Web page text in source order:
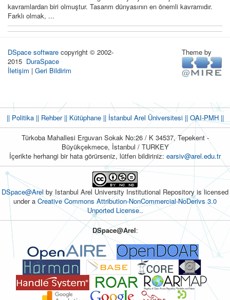
kavramlardan biri olmuştur. Tasarım dünyasının en önemli kavramıdır.
Farklı olmak, ...
DSpace software copyright © 2002-
2015 DuraSpace
İletişim | Geri Bildirim
Theme by
|| Politika|| Rehber|| Kütüphane|| İstanbul Arel Üniversitesi ||OAI-PMH ||
Türkoba Mahallesi Erguvan Sokak No:26 / K 34537, Tepekent -
Büyükçekmece, İstanbul / TURKEY
İçerikte herhangi bir hata görürseniz, lütfen bildiriniz: earsiv@arel.edu.tr
DSpace@Arelby Istanbul Arel University Institutional Repository is licensed
under a Creative Commons Attribution-NonCommercial-NoDerivs 3.0
Unported License..
DSpace@Arel: